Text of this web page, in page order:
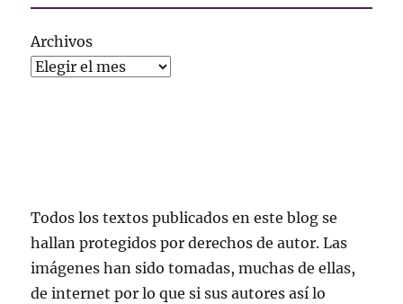
Archivos
Todos los textos publicados en este blog se
hallan protegidos por derechos de autor. Las
imágenes han sido tomadas, muchas de ellas,
de internet por lo que si sus autores así lo